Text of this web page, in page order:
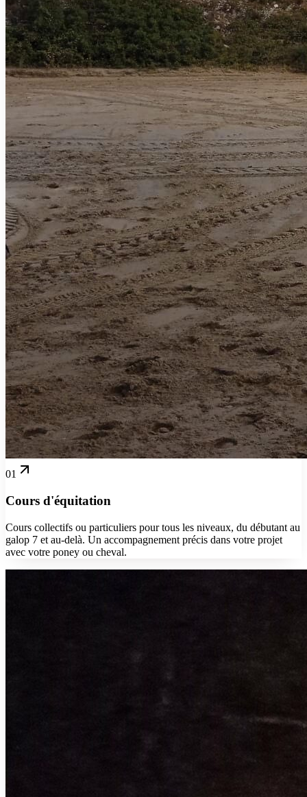
01
Cours d'équitation
Cours collectifs ou particuliers pour tous les niveaux, du débutant au
galop 7 et au-delà. Un accompagnement précis dans votre projet
avec votre poney ou cheval.